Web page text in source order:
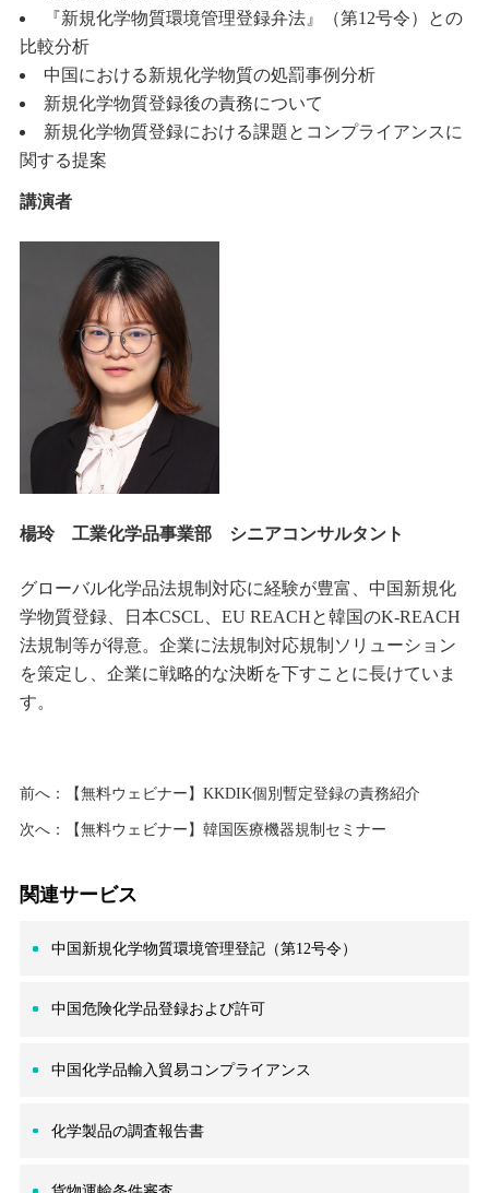
『新規化学物質環境管理登録弁法』（第12号令）との
比較分析
中国における新規化学物質の処罰事例分析
新規化学物質登録後の責務について
新規化学物質登録における課題とコンプライアンスに
関する提案
講演者
楊玲 工業化学品事業部 シニアコンサルタント
グローバル化学品法規制対応に経験が豊富、中国新規化
学物質登録、日本CSCL、EU REACHと韓国のK‐REACH
法規制等が得意。企業に法規制対応規制ソリューション
を策定し、企業に戦略的な決断を下すことに長けていま
す。
前へ： 【無料ウェビナー】KKDIK個別暫定登録の責務紹介
次へ： 【無料ウェビナー】韓国医療機器規制セミナー
関連サービス
中国新規化学物質環境管理登記（第12号令）
中国危険化学品登録および許可
中国化学品輸入貿易コンプライアンス
化学製品の調査報告書